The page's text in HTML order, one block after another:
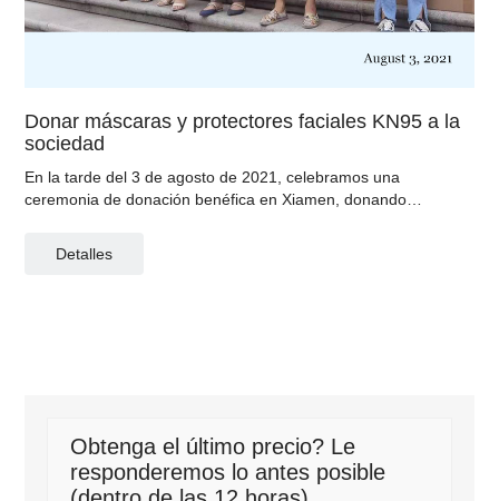
Donar máscaras y protectores faciales KN95 a la
sociedad
En la tarde del 3 de agosto de 2021, celebramos una
ceremonia de donación benéfica en Xiamen, donando
Detalles
Obtenga el último precio? Le
responderemos lo antes posible